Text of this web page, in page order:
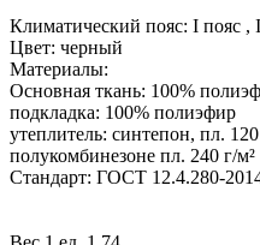
Климатический пояс: I пояс ,
Цвет: черный
Материалы:
Основная ткань: 100%
подкладка: 100% полиэфир
утеплитель: синтепон, пл.
полукомбинезоне пл. 240 г/м²
Стандарт: ГОСТ 12.4.280-